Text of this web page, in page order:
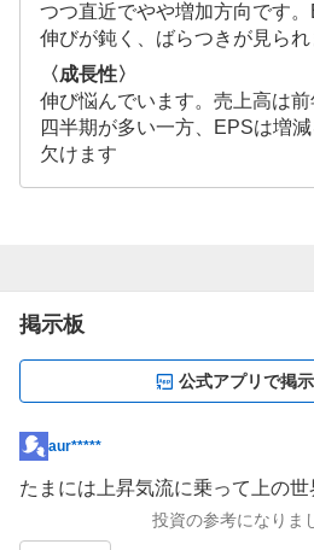
つつ直近でやや増加方向です
伸びが鈍く、ばらつきが見られ
〈成長性〉
伸び悩んでいます。売上高は
四半期が多い一方、EPSは増
欠けます
掲示板
公式アプリで掲
掲
示
記
aur*****
たまには上昇気流に乗って上の
投資の参考になりま